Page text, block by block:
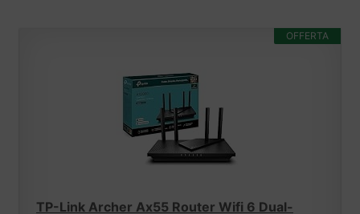
OFFERTA
TP-Link Archer Ax55 Router Wifi 6 Dual-